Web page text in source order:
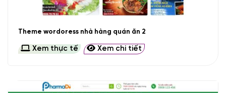
Theme wordoress nhà hàng quán ăn 2
Xem thực tế Xem chi tiết